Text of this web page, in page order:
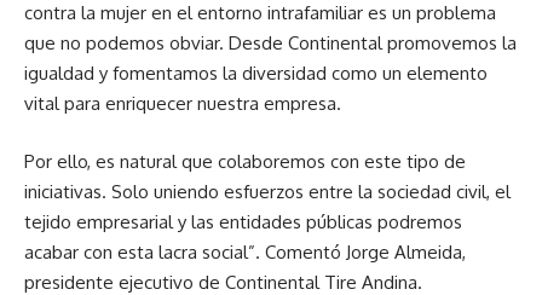
contra la mujer en el entorno intrafamiliar es un problema
que no podemos obviar. Desde Continental promovemos la
igualdad y fomentamos la diversidad como un elemento
vital para enriquecer nuestra empresa.
Por ello, es natural que colaboremos con este tipo de
iniciativas. Solo uniendo esfuerzos entre la sociedad civil, el
tejido empresarial y las entidades públicas podremos
acabar con esta lacra social”. Comentó Jorge Almeida,
presidente ejecutivo de Continental Tire Andina.